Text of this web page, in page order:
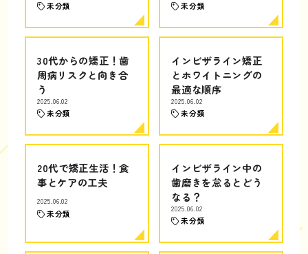
未分類 未分類
30代からの矯正！歯
周病リスクと向き合
う
2025.06.02
未分類
インビザライン矯正
とホワイトニングの
最適な順序
2025.06.02
未分類
20代で矯正生活！食
事とケアの工夫
2025.06.02
未分類
インビザライン中の
歯磨きを怠るとどう
なる？
2025.06.02
未分類